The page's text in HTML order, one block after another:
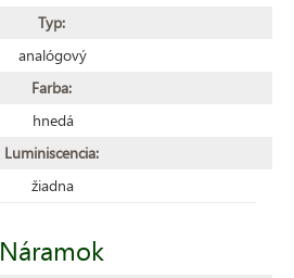
Typ:
analógový
Farba:
hnedá
Luminiscencia:
žiadna
Náramok